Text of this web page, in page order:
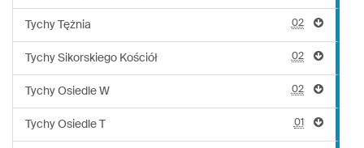
Tychy Tężnia 02
Tychy Sikorskiego Kościół 02
Tychy Osiedle W 02
Tychy Osiedle T 01